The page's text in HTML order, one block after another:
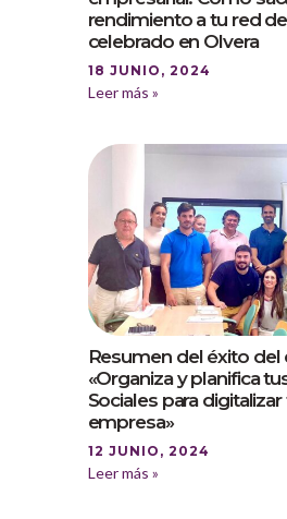
rendimiento a tu red
celebrado en Olvera
18 JUNIO, 2024
Leer más »
Resumen del éxito del
«Organiza y planifica
Sociales para digitalizar
empresa»
12 JUNIO, 2024
Leer más »